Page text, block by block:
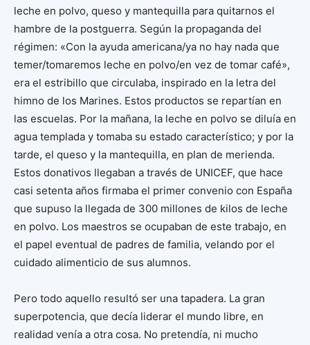
leche en polvo, queso y mantequilla para quitarnos el
hambre de la postguerra. Según la propaganda del
régimen: «Con la ayuda americana/ya no hay nada que
temer/tomaremos leche en polvo/en vez de tomar café»,
era el estribillo que circulaba, inspirado en la letra del
himno de los Marines. Estos productos se repartían en
las escuelas. Por la mañana, la leche en polvo se diluía en
agua templada y tomaba su estado característico; y por la
tarde, el queso y la mantequilla, en plan de merienda.
Estos donativos llegaban a través de UNICEF, que hace
casi setenta años firmaba el primer convenio con España
que supuso la llegada de 300 millones de kilos de leche
en polvo. Los maestros se ocupaban de este trabajo, en
el papel eventual de padres de familia, velando por el
cuidado alimenticio de sus alumnos.
Pero todo aquello resultó ser una tapadera. La gran
superpotencia, que decía liderar el mundo libre, en
realidad venía a otra cosa. No pretendía, ni mucho